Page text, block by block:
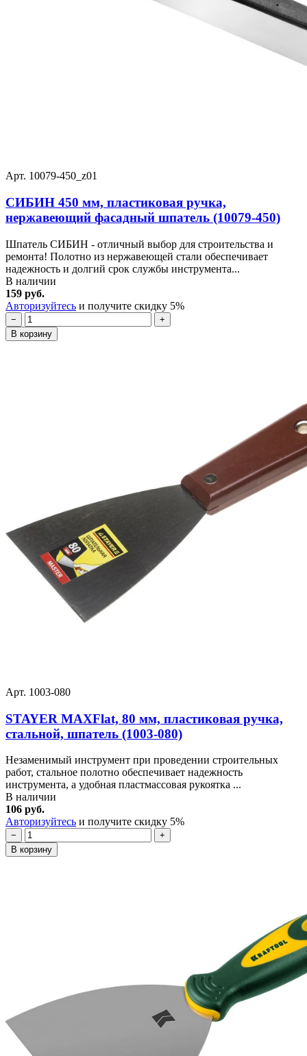
Арт. 10079-450_z01
СИБИН 450 мм, пластиковая ручка,
нержавеющий фасадный шпатель (10079-450)
Шпатель СИБИН - отличный выбор для строительства и
ремонта! Полотно из нержавеющей стали обеспечивает
надежность и долгий срок службы инструмента...
В наличии
159 руб.
Авторизуйтесь и получите скидку 5%
−
+
В корзину
Арт. 1003-080
STAYER MAXFlat, 80 мм, пластиковая ручка,
стальной, шпатель (1003-080)
Незаменимый инструмент при проведении строительных
работ, стальное полотно обеспечивает надежность
инструмента, а удобная пластмассовая рукоятка ...
В наличии
106 руб.
Авторизуйтесь и получите скидку 5%
−
+
В корзину